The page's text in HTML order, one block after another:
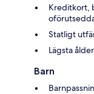
Kreditkort,
Statligt
Lägsta
Barn